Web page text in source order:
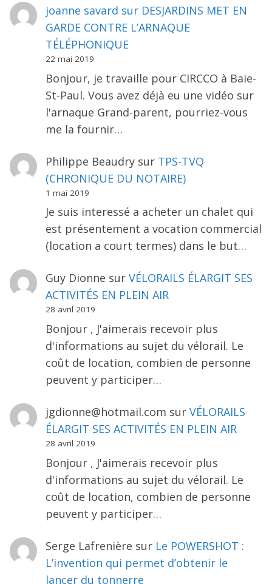
joanne savard sur DESJARDINS MET EN
GARDE CONTRE L’ARNAQUE
TÉLÉPHONIQUE
22 mai 2019
Bonjour, je travaille pour CIRCCO à Baie-
St-Paul. Vous avez déjà eu une vidéo sur
l'arnaque Grand-parent, pourriez-vous
me la fournir…
Philippe Beaudrysur TPS-TVQ
(CHRONIQUE DU NOTAIRE)
1 mai 2019
Je suis interessé a acheter un chalet qui
est présentement a vocation commercial
(location a court termes) dans le but…
Guy Dionne sur VÉLORAILS ÉLARGIT SES
ACTIVITÉS EN PLEIN AIR
28 avril 2019
Bonjour , J'aimerais recevoir plus
d'informations au sujet du vélorail. Le
coût de location, combien de personne
peuvent y participer…
jgdionne@hotmail.com sur VÉLORAILS
ÉLARGIT SES ACTIVITÉS EN PLEIN AIR
28 avril 2019
Bonjour , J'aimerais recevoir plus
d'informations au sujet du vélorail. Le
coût de location, combien de personne
peuvent y participer…
Serge Lafrenière sur Le POWERSHOT :
L’invention qui permet d’obtenir le
lancer du tonnerre